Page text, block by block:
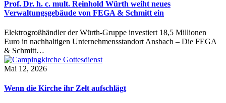
Prof. Dr. h. c. mult. Reinhold Würth weiht neues
Verwaltungsgebäude von FEGA & Schmitt ein
Elektrogroßhändler der Würth-Gruppe investiert 18,5 Millionen
Euro in nachhaltigen Unternehmensstandort Ansbach – Die FEGA
& Schmitt…
Mai 12, 2026
Wenn die Kirche ihr Zelt aufschlägt